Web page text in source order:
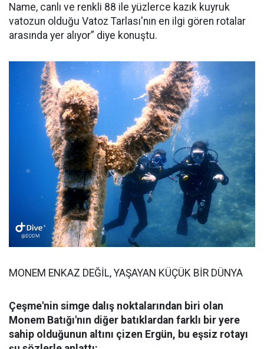
Name, canlı ve renkli 88 ile yüzlerce kazık kuyruk
vatozun olduğu Vatoz Tarlası'nın en ilgi gören rotalar
arasında yer alıyor” diye konuştu.
MONEM ENKAZ DEĞİL, YAŞAYAN KÜÇÜK BİR DÜNYA
Çeşme'nin simge dalış noktalarından biri olan
Monem Batığı'nın diğer batıklardan farklı bir yere
sahip olduğunun altını çizen Ergün, bu eşsiz rotayı